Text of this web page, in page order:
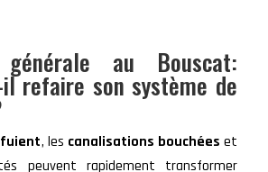
générale au Bouscat:
refaire son système de
, les canalisations bouchées et
peuvent rapidement transformer